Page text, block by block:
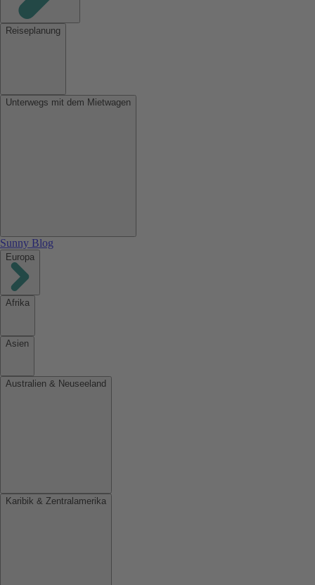
Reiseplanung
Unterwegs mit dem Mietwagen
Sunny Blog
Europa
Afrika
Asien
Australien & Neuseeland
Karibik & Zentralamerika